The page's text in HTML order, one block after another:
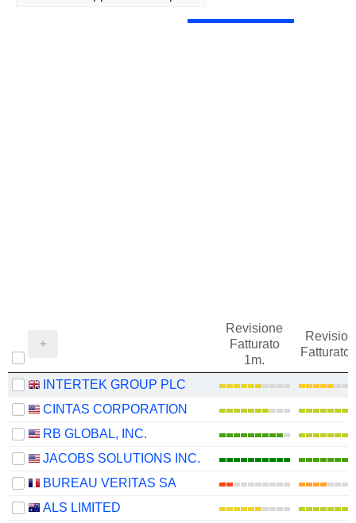
Revisione
Fatturato
1m.
Fatturato
INTERTEK GROUP PLC
CINTAS CORPORATION
RB GLOBAL, INC.
JACOBS SOLUTIONS INC.
BUREAU VERITAS SA
ALS LIMITED